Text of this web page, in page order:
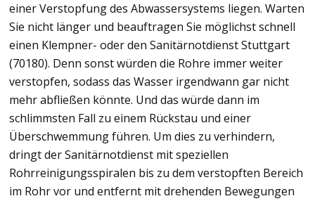
einer Verstopfung des Abwassersystems liegen. Warten
Sie nicht länger und beauftragen Sie möglichst schnell
einen Klempner- oder den Sanitärnotdienst Stuttgart
(70180). Denn sonst würden die Rohre immer weiter
verstopfen, sodass das Wasser irgendwann gar nicht
mehr abfließen könnte. Und das würde dann im
schlimmsten Fall zu einem Rückstau und einer
Überschwemmung führen. Um dies zu verhindern,
dringt der Sanitärnotdienst mit speziellen
Rohrreinigungsspiralen bis zu dem verstopften Bereich
im Rohr vor und entfernt mit drehenden Bewegungen